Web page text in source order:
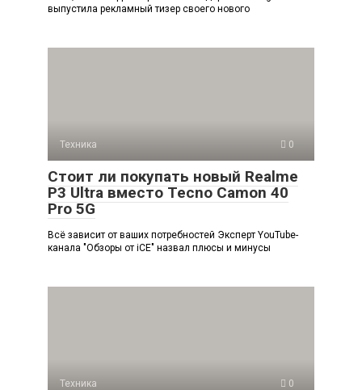
выпустила рекламный тизер своего нового
Техника 0
Стоит ли покупать новый Realme
P3 Ultra вместо Tecno Camon 40
Pro 5G
Всё зависит от ваших потребностей Эксперт YouTube-
канала "Обзоры от iCE" назвал плюсы и минусы
Техника 0